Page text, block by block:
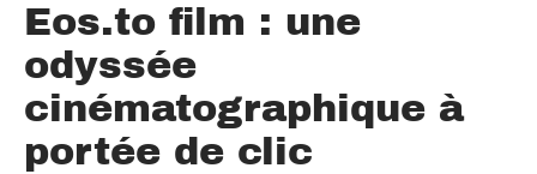
Eos.to film : une
odyssée
cinématographique à
portée de clic